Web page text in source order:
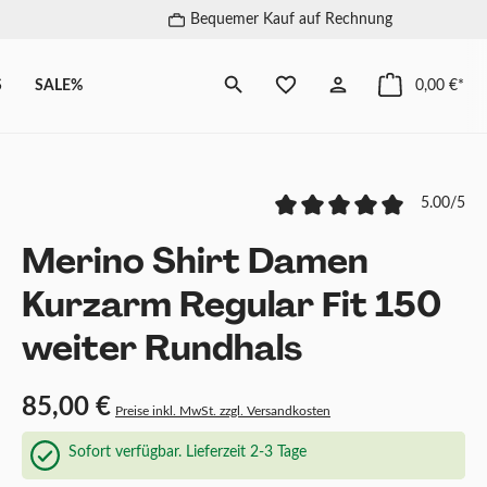
Bequemer Kauf auf Rechnung
SALE% 0,00 €*
5.00/5
Merino Shirt Damen
Kurzarm Regular Fit 150
weiter Rundhals
85,00 € Preise inkl. MwSt. zzgl. Versandkosten
Sofort verfügbar. Lieferzeit 2-3 Tage